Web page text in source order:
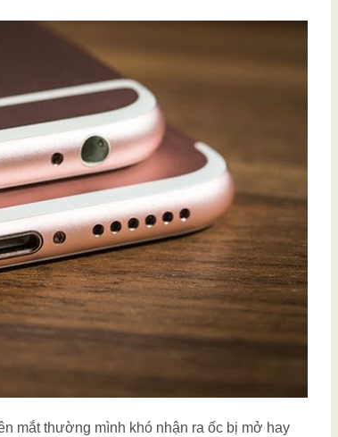
mắt thường mình khó nhận ra ốc bị mở hay